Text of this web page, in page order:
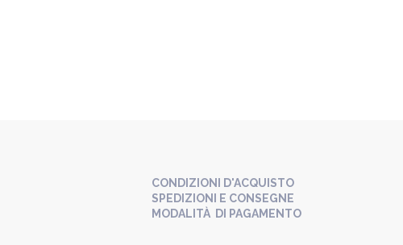
CONDIZIONI D'ACQUISTO
SPEDIZIONI E CONSEGNE
MODALITÀ DI PAGAMENTO